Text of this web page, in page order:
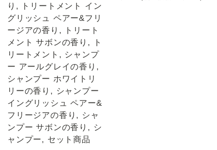
り, トリートメント イン
グリッシュ ペアー&フリ
ージアの香り, トリート
メント サボンの香り, ト
リートメント, シャンプ
ー アールグレイの香り,
シャンプー ホワイトリ
リーの香り, シャンプー
イングリッシュ ペアー&
フリージアの香り, シャ
ンプー サボンの香り, シ
ャンプー, セット商品